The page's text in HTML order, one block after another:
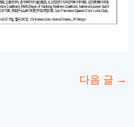
다음 글 →